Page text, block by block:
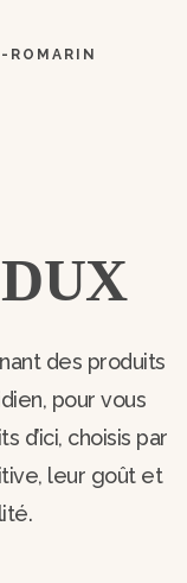
ROMARIN
des produits
pour vous
d’ici, choisis par
leur goût et